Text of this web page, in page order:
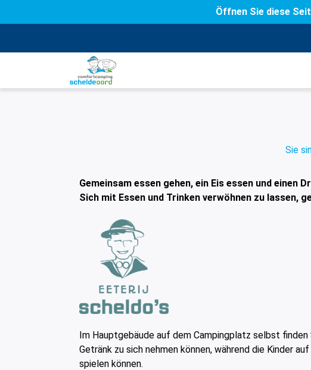
Öffnen Sie diese
Sie
Gemeinsam essen gehen, ein Eis essen und einen
Sich mit Essen und Trinken verwöhnen zu lassen,
Im Hauptgebäude auf dem Campingplatz selbst
Getränk zu sich nehmen können, während die Kinder
spielen können.